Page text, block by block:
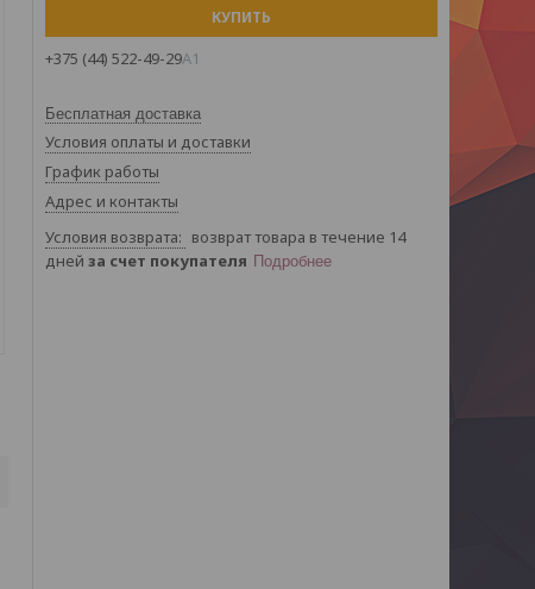
КУПИТЬ
+375 (44) 522-49-29А1
Бесплатная доставка
Условия оплаты и доставки
График работы
Адрес и контакты
возврат товара в течение 14
дней за счет покупателя Подробнее